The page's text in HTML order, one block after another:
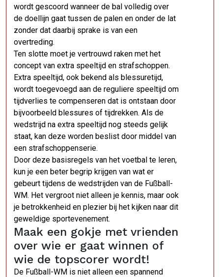
wordt gescoord wanneer de bal volledig over
de doellijn gaat tussen de palen en onder de lat
zonder dat daarbij sprake is van een
overtreding.
Ten slotte moet je vertrouwd raken met het
concept van extra speeltijd en strafschoppen.
Extra speeltijd, ook bekend als blessuretijd,
wordt toegevoegd aan de reguliere speeltijd om
tijdverlies te compenseren dat is ontstaan ​​door
bijvoorbeeld blessures of tijdrekken. Als de
wedstrijd na extra speeltijd nog steeds gelijk
staat, kan deze worden beslist door middel van
een strafschoppenserie.
Door deze basisregels van het voetbal te leren,
kun je een beter begrip krijgen van wat er
gebeurt tijdens de wedstrijden van de Fußball-
WM. Het vergroot niet alleen je kennis, maar ook
je betrokkenheid en plezier bij het kijken naar dit
geweldige sportevenement.
Maak een gokje met vrienden
over wie er gaat winnen of
wie de topscorer wordt!
De Fußball-WM is niet alleen een spannend